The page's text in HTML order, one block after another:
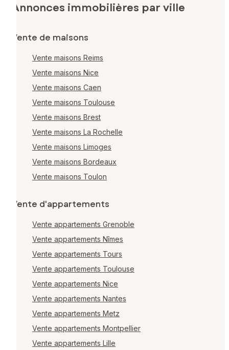
Annonces immobilières par ville
Vente de maisons
Vente maisons Reims
Vente maisons Nice
Vente maisons Caen
Vente maisons Toulouse
Vente maisons Brest
Vente maisons La Rochelle
Vente maisons Limoges
Vente maisons Bordeaux
Vente maisons Toulon
Vente d'appartements
Vente appartements Grenoble
Vente appartements Nîmes
Vente appartements Tours
Vente appartements Toulouse
Vente appartements Nice
Vente appartements Nantes
Vente appartements Metz
Vente appartements Montpellier
Vente appartements Lille